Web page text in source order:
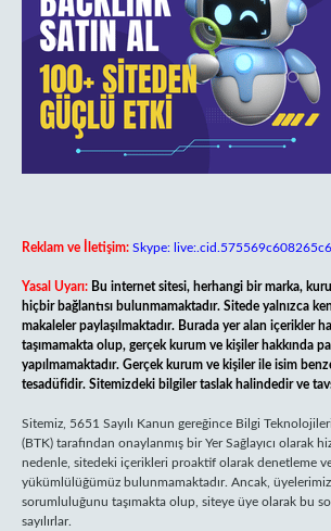
Reklam ve İletişim: Skype:
Yasal Uyarı: Bu internet sitesi, herhangi bir marka,
hiçbir bağlantısı bulunmamaktadır. Sitede yalnızca
makaleler paylaşılmaktadır. Burada yer alan içerikler
taşımamakta olup, gerçek kurum ve kişiler hakkında
yapılmamaktadır. Gerçek kurum ve kişiler ile isim
tesadüfidir. Sitemizdeki bilgiler taslak halindedir ve
Sitemiz, 5651 Sayılı Kanun gereğince Bilgi
(BTK) tarafından onaylanmış bir Yer Sağlayıcı olarak
nedenle, sitedeki içerikleri proaktif olarak denetleme
yükümlülüğümüz bulunmamaktadır. Ancak, üyelerimiz
sorumluluğunu taşımakta olup, siteye üye olarak bu
sayılırlar.